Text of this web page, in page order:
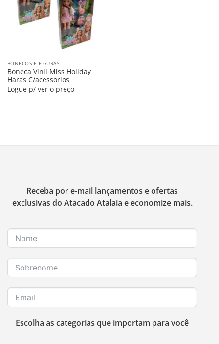
BONECOS E FIGURAS
Boneca Vinil Miss Holiday
Haras C/acessorios
Logue p/ ver o preço
Receba por e-mail lançamentos e ofertas
exclusivas do Atacado Atalaia e economize mais.
Escolha as categorias que importam para você